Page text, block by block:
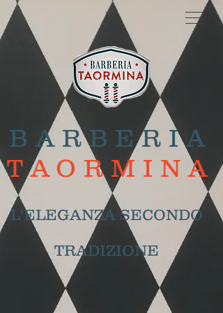
BARBERIA
TAORMINA
L'ELEGANZA SECONDO
TRADIZIONE